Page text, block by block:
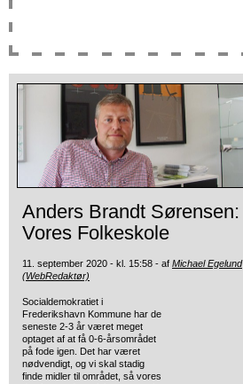
Anders Brandt Sørensen:
Vores Folkeskole
11. september 2020 - kl. 15:58 - af Michael Egelund
(WebRedaktør)
Socialdemokratiet i
Frederikshavn Kommune har de
seneste 2-3 år været meget
optaget af at få 0-6-årsområdet
på fode igen. Det har været
nødvendigt, og vi skal stadig
finde midler til området, så vores